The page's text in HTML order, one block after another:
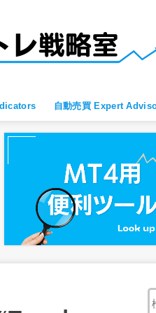
ン
自動売買 Expert